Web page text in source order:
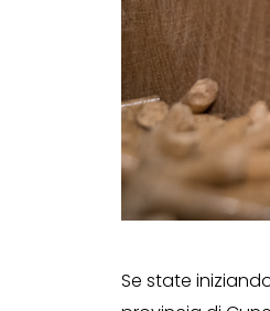
Se state